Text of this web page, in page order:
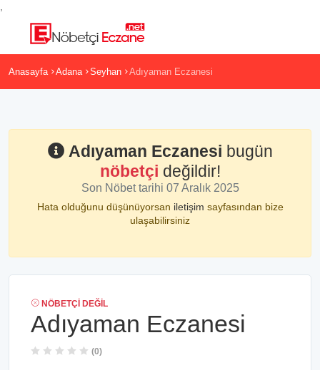
Anasayfa Adana Seyhan Adıyaman Eczanesi
Adıyaman Eczanesi bugün
nöbetçi değildir!
Son Nöbet tarihi 07 Aralık 2025
Hata olduğunu düşünüyorsan iletişim sayfasından bize
ulaşabilirsiniz
NÖBETÇI DEĞIL
Adıyaman Eczanesi
(0)